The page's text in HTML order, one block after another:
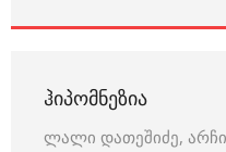
ᲰᲘᲞᲝᲛᲜᲔᲖᲘᲐ
ლალი დათეშიძე,